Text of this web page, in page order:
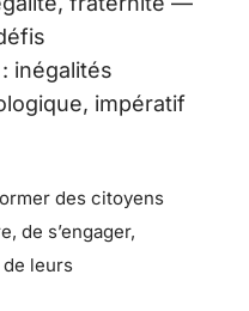
inégalités
impératif
des citoyens
de s’engager,
leurs